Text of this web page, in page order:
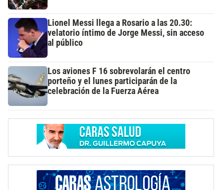
Lionel Messi llega a Rosario a las 20.30:
velatorio íntimo de Jorge Messi, sin acceso
al público
Los aviones F 16 sobrevolarán el centro
porteño y el lunes participarán de la
celebración de la Fuerza Aérea